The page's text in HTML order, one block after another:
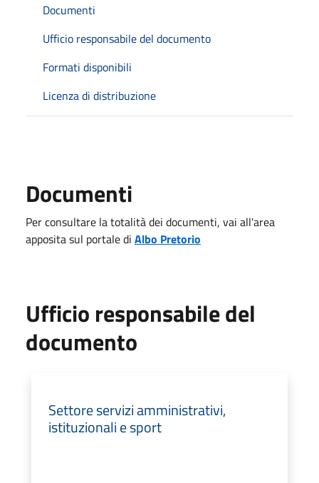
Documenti
Ufficio responsabile del documento
Formati disponibili
Licenza di distribuzione
Documenti
Per consultare la totalità dei documenti, vai all'area
apposita sul portale di Albo Pretorio
Ufficio responsabile del
documento
Settore servizi amministrativi,
istituzionali e sport